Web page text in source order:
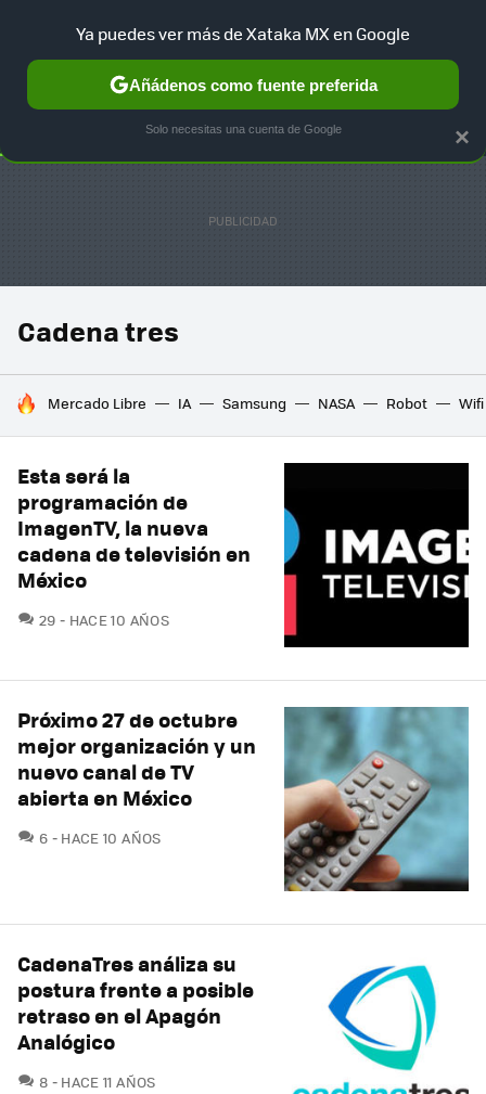
SELECCIÓN GAMING HOME AUTO TERRITORIO
Cadena tres
HOY SE HABLA DE
Mercado Libre IA Samsung NASA Robot Wifi
Esta será la
programación de
ImagenTV, la nueva
cadena de televisión en
México
29 COMENTARIOS
HACE 10 AÑOS
Próximo 27 de octubre
mejor organización y un
nuevo canal de TV
abierta en México
6 COMENTARIOS
HACE 10 AÑOS
CadenaTres análiza su
postura frente a posible
retraso en el Apagón
Analógico
8 COMENTARIOS
HACE 11 AÑOS
×
Ya puedes ver más de Xataka MX en Google
Añádenos como fuente preferida
Solo necesitas una cuenta de Google